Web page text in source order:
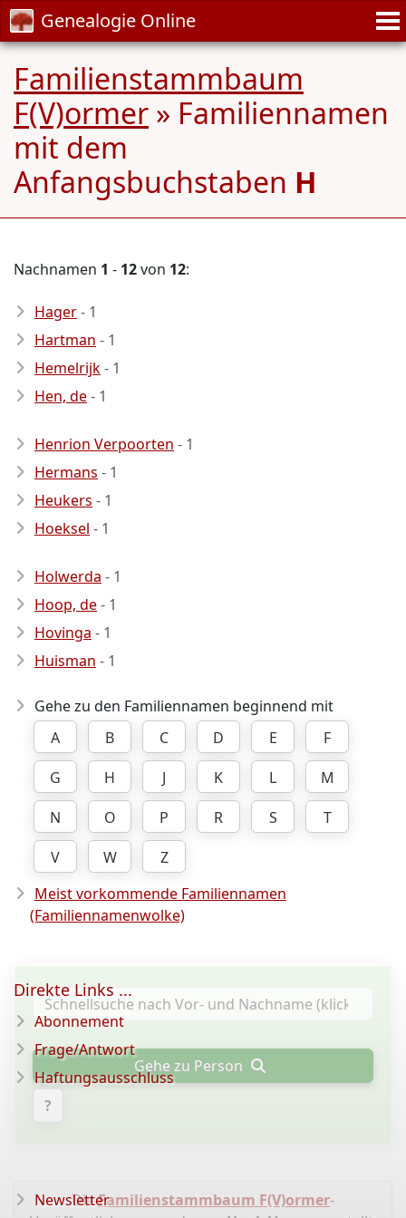
Genealogie Online
Familienstammbaum
F(V)ormer » Familiennamen
mit dem
Anfangsbuchstaben H
Nachnamen 1 - 12von 12:
Hager- 1
Hartman - 1
Hemelrijk- 1
Hen, de- 1
Henrion Verpoorten - 1
Hermans - 1
Heukers - 1
Hoeksel - 1
Holwerda - 1
Hoop, de- 1
Hovinga - 1
Huisman - 1
Gehe zu den Familiennamen beginnend mit
A
B C D E
F
G
H J K L
M
N
O P R S
T
V
W
Z
Meist vorkommende Familiennamen
(Familiennamenwolke)
Gehe zu Person
?
DieFamilienstammbaum F(V)ormer-
Direkte Links ...
Abonnement
Frage/Antwort
Haftungsausschluss
Newsletter